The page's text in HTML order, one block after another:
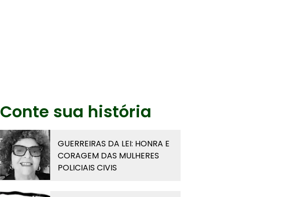
Conte sua história
GUERREIRAS DA LEI: HONRA E
CORAGEM DAS MULHERES
POLICIAIS CIVIS